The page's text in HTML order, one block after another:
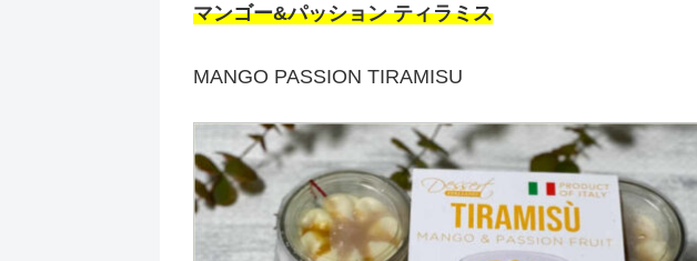
マンゴー&パッション ティラミス
MANGO PASSION TIRAMISU